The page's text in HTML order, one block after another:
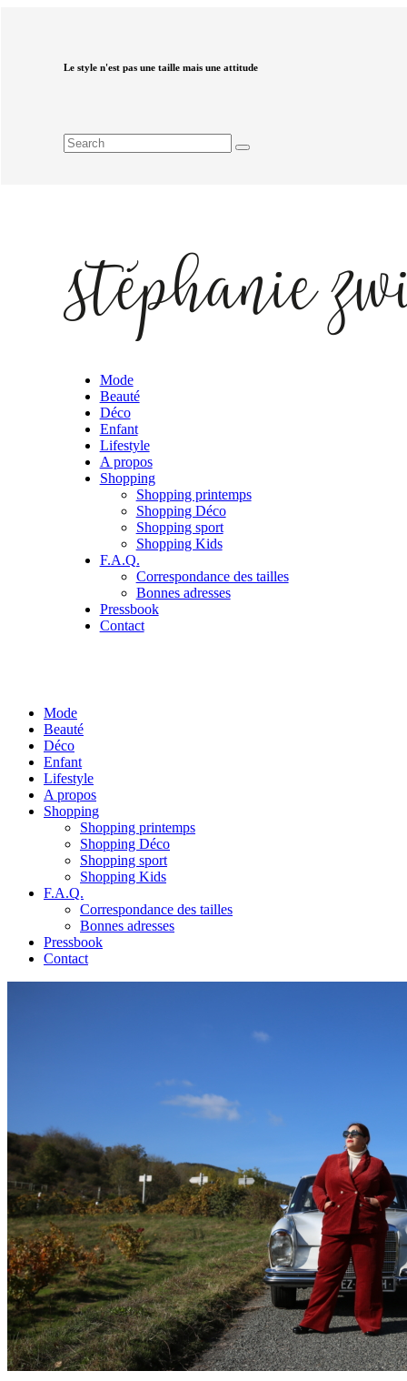
Le style n'est pas une taille mais une attitude
Mode
Beauté
Déco
Enfant
Lifestyle
A propos
Shopping
Shopping printemps
Shopping Déco
Shopping sport
Shopping Kids
F.A.Q.
Correspondance des tailles
Bonnes adresses
Pressbook
Contact
Mode
Beauté
Déco
Enfant
Lifestyle
A propos
Shopping
Shopping printemps
Shopping Déco
Shopping sport
Shopping Kids
F.A.Q.
Correspondance des tailles
Bonnes adresses
Pressbook
Contact